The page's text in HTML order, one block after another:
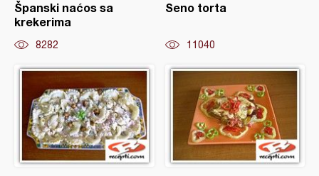
Španski naćos sa
krekerima
8282
Seno torta
11040